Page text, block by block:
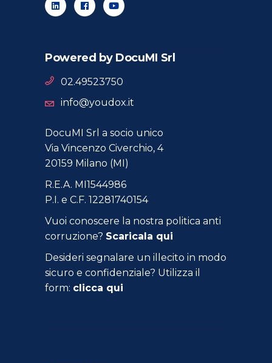
Powered by DocuMI Srl
02.49523750
info@youdox.it
DocuMI Srl a socio unico
Via Vincenzo Civerchio, 4
20159 Milano (MI)
R.E.A. MI1544986
P.I. e C.F. 12281740154
Vuoi conoscere la nostra politica anti
corruzione? Scaricala qui
Desideri segnalare un illecito in modo
sicuro e confidenziale? Utilizza il
form: clicca qui